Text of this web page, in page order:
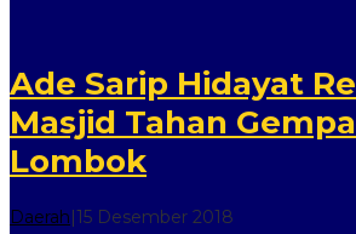
Ade Sarip Hidayat
Masjid Tahan
Lombok
Daerah 15 Desember 2018